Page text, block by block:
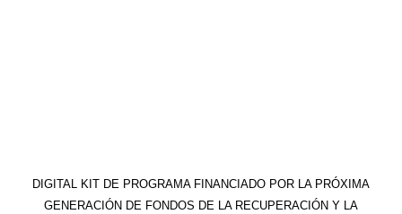
DIGITAL KIT DE PROGRAMA FINANCIADO POR LA PRÓXIMA
GENERACIÓN DE FONDOS DE LA RECUPERACIÓN Y LA